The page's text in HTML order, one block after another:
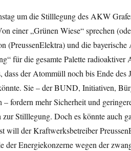
um die Stilllegung des AKW
einer „Grünen Wiese“ sprechen
(PreussenElektra) und die
für die gesamte Palette radioaktiver
dass der Atommüll noch bis Ende des
Sie – der BUND, Initiativen,
– fordern mehr Sicherheit und
Stilllegung. Doch es könnte auch
will der Kraftwerksbetreiber
der Energiekonzerne wegen der